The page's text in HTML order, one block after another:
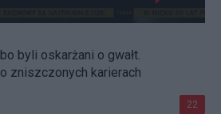
byli oskarżani o gwałt.
zniszczonych karierach
22